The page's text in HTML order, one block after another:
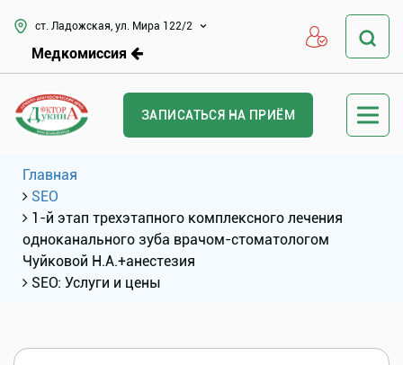
ст. Ладожская, ул. Мира 122/2
Медкомиссия
ЗАПИСАТЬСЯ НА ПРИЁМ
Главная
SEO
1-й этап трехэтапного комплексного лечения
одноканального зуба врачом-стоматологом
Чуйковой Н.А.+анестезия
SEO: Услуги и цены